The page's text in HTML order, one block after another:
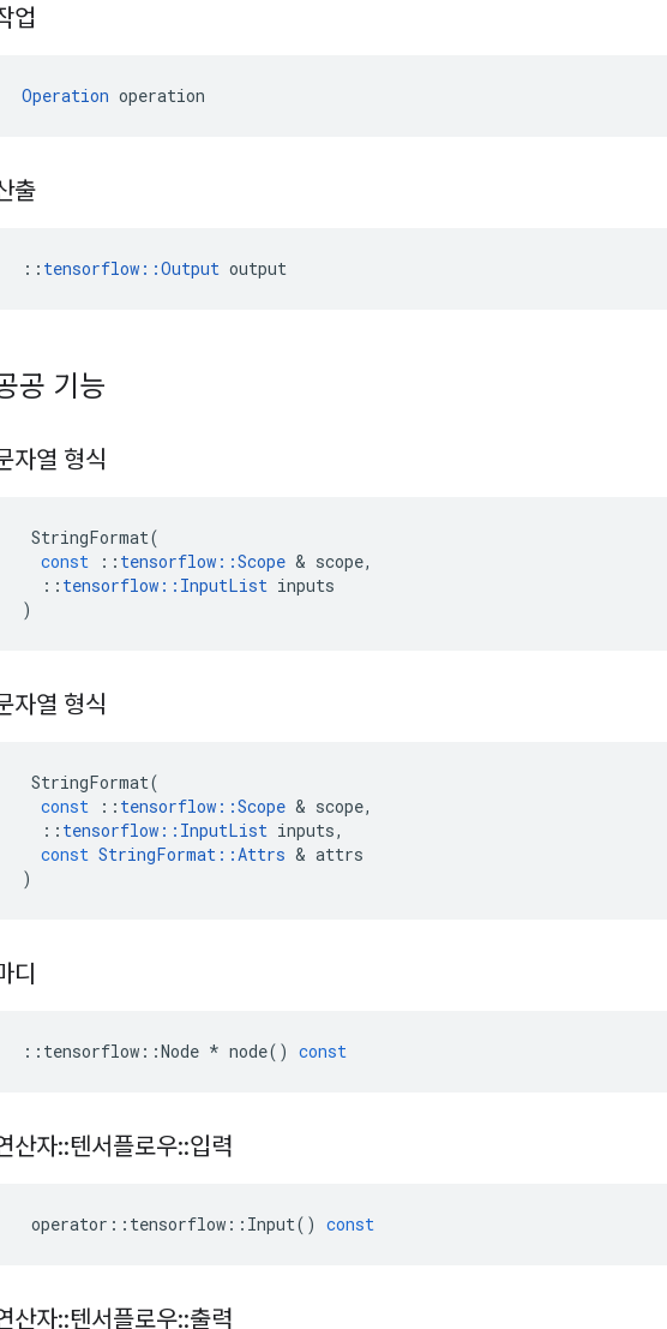
업
Operation operation
출
:: tensorflow::Output output
공 기능
자열 형식
StringFormat(
const
:: tensorflow ::Scope & scope,
:: tensorflow :: InputList inputs
)
자열 형식
StringFormat(
const
:: tensorflow ::Scope & scope,
:: tensorflow :: InputList inputs,
const StringFormat ::Attrs & attrs
)
디
:: tensorflow ::Node * node() const
산자::텐서플로우::입력
operator :: tensorflow :: Input() const
산자::텐서플로우::출력